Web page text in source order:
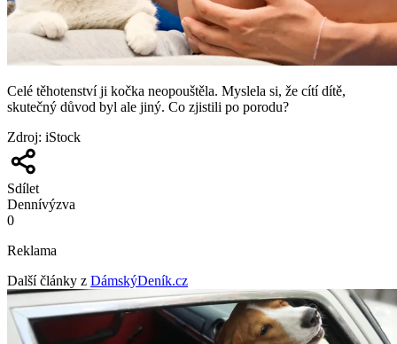
Celé těhotenství ji kočka neopouštěla. Myslela si, že cítí dítě,
skutečný důvod byl ale jiný. Co zjistili po porodu?
Zdroj: iStock
Sdílet
Dennívýzva
0
Reklama
Další články z DámskýDeník.cz